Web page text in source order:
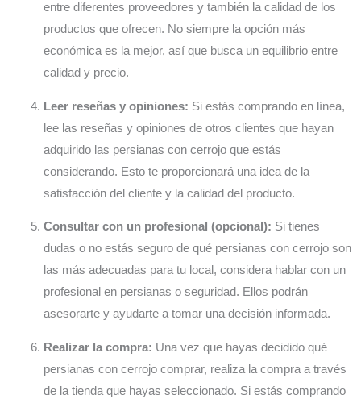
entre diferentes proveedores y también la calidad de los
productos que ofrecen. No siempre la opción más
económica es la mejor, así que busca un equilibrio entre
calidad y precio.
Leer reseñas y opiniones: Si estás comprando en línea,
lee las reseñas y opiniones de otros clientes que hayan
adquirido las persianas con cerrojo que estás
considerando. Esto te proporcionará una idea de la
satisfacción del cliente y la calidad del producto.
Consultar con un profesional (opcional): Si tienes
dudas o no estás seguro de qué persianas con cerrojo son
las más adecuadas para tu local, considera hablar con un
profesional en persianas o seguridad. Ellos podrán
asesorarte y ayudarte a tomar una decisión informada.
Realizar la compra: Una vez que hayas decidido qué
persianas con cerrojo comprar, realiza la compra a través
de la tienda que hayas seleccionado. Si estás comprando